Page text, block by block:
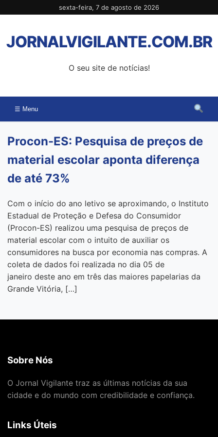
para
conteúdo
sexta-feira, 7 de agosto de 2026
JORNALVIGILANTE.COM.BR
O seu site de notícias!
☰ Menu
Procon-ES: Pesquisa de preços de
material escolar aponta diferença
de até 73%
Com o início do ano letivo se aproximando, o Instituto
Estadual de Proteção e Defesa do Consumidor
(Procon-ES) realizou uma pesquisa de preços de
material escolar com o intuito de auxiliar os
consumidores na busca por economia nas compras. A
coleta de dados foi realizada no dia 05 de
janeiro deste ano em três das maiores papelarias da
Grande Vitória, […]
Sobre Nós
O Jornal Vigilante traz as últimas notícias da sua
cidade e do mundo com credibilidade e confiança.
Links Úteis